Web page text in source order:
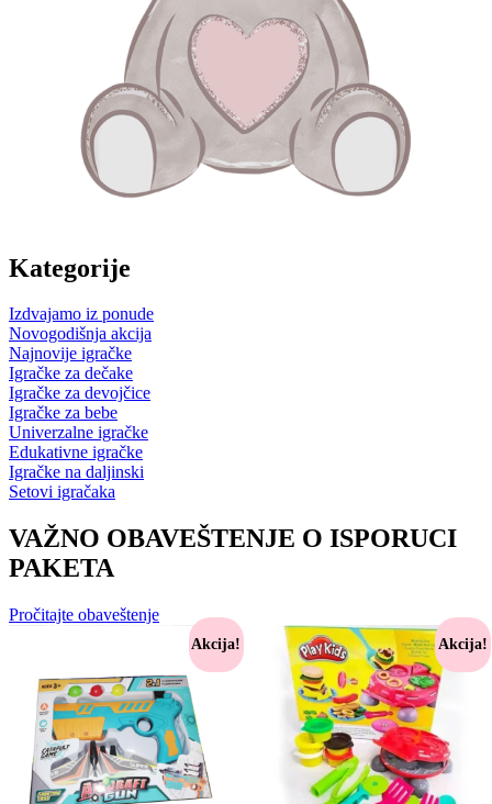
Kategorije
Izdvajamo iz ponude
Novogodišnja akcija
Najnovije igračke
Igračke za dečake
Igračke za devojčice
Igračke za bebe
Univerzalne igračke
Edukativne igračke
Igračke na daljinski
Setovi igračaka
VAŽNO OBAVEŠTENJE O ISPORUCI
PAKETA
Pročitajte obaveštenje
Akcija! Akcija!